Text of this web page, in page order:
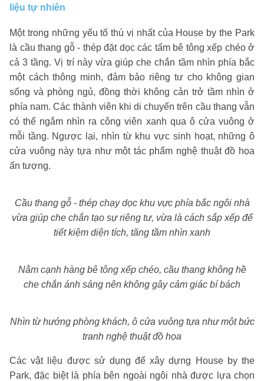
liệu tự nhiên
Một trong những yếu tố thú vị nhất của House by the Park
là cầu thang gỗ - thép đặt dọc các tấm bê tông xếp chéo ở
cả 3 tầng. Vị trí này vừa giúp che chắn tầm nhìn phía bắc
một cách thông minh, đảm bảo riêng tư cho không gian
sống và phòng ngủ, đồng thời không cản trở tầm nhìn ở
phía nam. Các thành viên khi di chuyển trên cầu thang vẫn
có thể ngắm nhìn ra công viên xanh qua ô cửa vuông ở
mỗi tầng. Ngược lại, nhìn từ khu vực sinh hoạt, những ô
cửa vuông này tựa như một tác phẩm nghệ thuật đồ họa
ấn tượng.
Cầu thang gỗ - thép chạy dọc khu vực phía bắc ngôi nhà
vừa giúp che chắn tạo sự riêng tư, vừa là cách sắp xếp để
tiết kiệm diện tích, tăng tầm nhìn xanh
Nằm cạnh hàng bê tông xếp chéo, cầu thang không hề
che chắn ánh sáng nên không gây cảm giác bí bách
Nhìn từ hướng phòng khách, ô cửa vuông tựa như một bức
tranh nghệ thuật đồ họa
Các vật liệu được sử dụng để xây dựng House by the
Park, đặc biệt là phía bên ngoài ngôi nhà được lựa chọn